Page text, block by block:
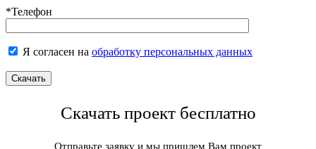
*Телефон
Я согласен на обработку персональных данных
Скачать проект бесплатно
Отправьте заявку и мы пришлем Вам проект